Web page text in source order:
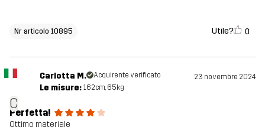
Nr articolo 10895 Utile? 0
C
Carlotta M. Acquirente verificato 23 novembre 2024
Le misure: 162cm, 65kg
Perfetta!
Ottimo materiale